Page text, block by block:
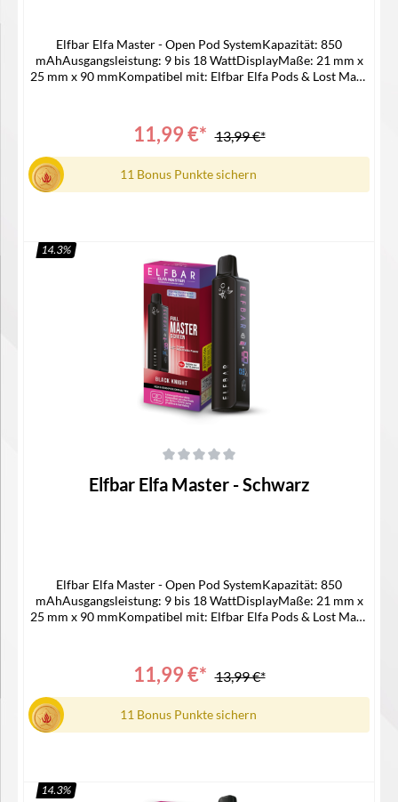
Elfbar Elfa Master - Open Pod SystemKapazität: 850
mAhAusgangsleistung: 9 bis 18 WattDisplayMaße: 21 mm x
25 mm x 90 mmKompatibel mit: Elfbar Elfa Pods & Lost Mary
Bedienungsanleitung
11,99 €* 13,99 €*
11 Bonus Punkte sichern
In den Warenkorb
14.3%
Elfbar Elfa Master - Schwarz
Elfbar Elfa Master - Open Pod SystemKapazität: 850
mAhAusgangsleistung: 9 bis 18 WattDisplayMaße: 21 mm x
25 mm x 90 mmKompatibel mit: Elfbar Elfa Pods & Lost Mary
Bedienungsanleitung
11,99 €* 13,99 €*
11 Bonus Punkte sichern
14.3%